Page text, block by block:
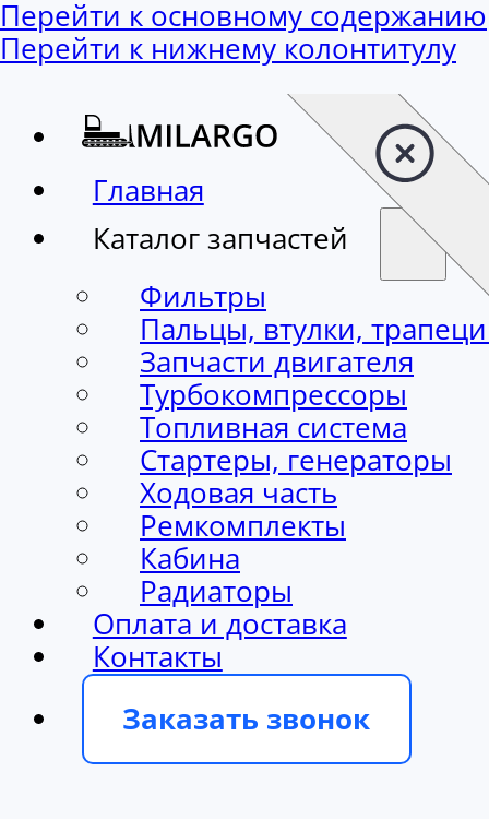
Перейти к основному содержанию
Перейти к нижнему колонтитулу
Главная
Каталог запчастей
Фильтры
Пальцы, втулки,
Запчасти двигателя
Турбокомпрессоры
Топливная система
Стартеры, генераторы
Ходовая часть
Ремкомплекты
Кабина
Радиаторы
Оплата и доставка
Контакты
Заказать звонок